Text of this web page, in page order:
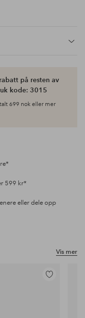
på resten av
kode: 3015
699 nok eller mer
599 kr*
eller dele opp
Vis mer
Legg